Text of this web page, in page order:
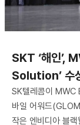
SKT ‘해인’,
Solution’ 수
SK텔레콤이
바일 어워드
작은 엔비디아 블